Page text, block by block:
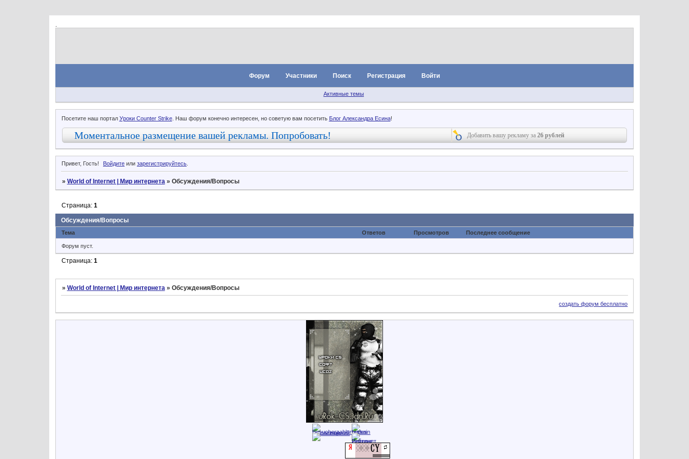
Форум Участники Поиск Регистрация Войти
Активные темы
Посетите наш портал Уроки Counter Strike. Наш форум конечно интересен, но советую вам посетить Блог Александра Есина!
Моментальное размещение вашей рекламы. Попробовать! Добавить вашу рекламу за26 рублей
Привет, Гость! Войдите илизарегистрируйтесь.
» World of Internet | Мир интернета » Обсуждения/Вопросы
Обсуждения/Вопросы
Страница: 1
Тема Ответов Просмотров Последнее сообщение
Форум пуст.
Страница: 1
» World of Internet | Мир интернета » Обсуждения/Вопросы
создать форум бесплатно